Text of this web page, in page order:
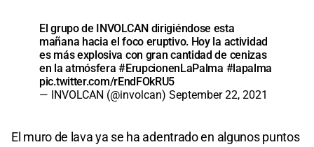
El grupo de INVOLCAN dirigiéndose esta
mañana hacia el foco eruptivo. Hoy la actividad
es más explosiva con gran cantidad de cenizas
en la atmósfera#ErupcionenLaPalma #lapalma
pic.twitter.com/rEndFOkRU5
— INVOLCAN (@involcan) September 22, 2021
El muro de lava ya se ha adentrado en algunos puntos